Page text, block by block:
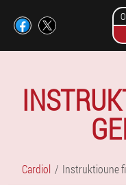
Cardiol Instruktioune